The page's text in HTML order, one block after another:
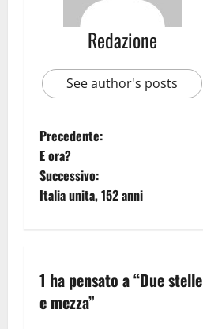
Redazione
See author's posts
Precedente:
E ora?
Successivo:
Italia unita, 152 anni
1 ha pensato a “Due stelle
e mezza”